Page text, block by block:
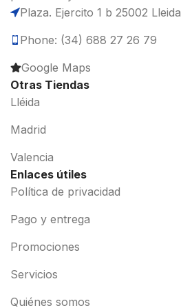
Plaza. Ejercito 1 b 25002 Lleida
Phone: (34) 688 27 26 79
Google Maps
Otras Tiendas
Lléida
Madrid
Valencia
Enlaces útiles
Política de privacidad
Pago y entrega
Promociones
Servicios
Quiénes somos